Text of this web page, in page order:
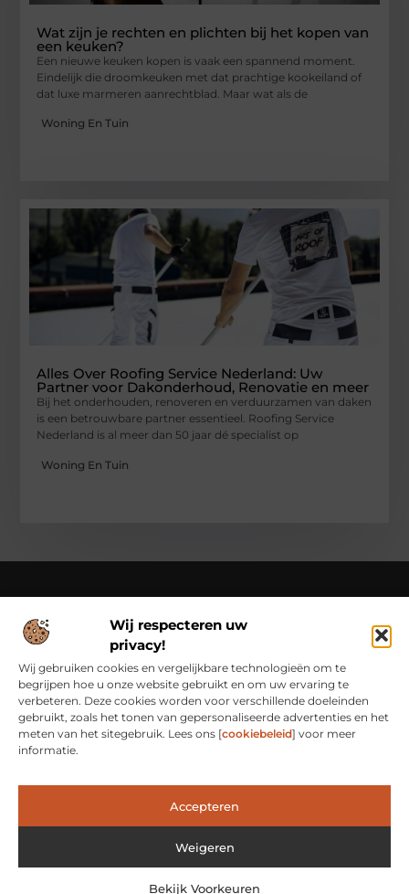
Wij respecteren uw
privacy!
Wij gebruiken cookies en vergelijkbare technologieën om te
begrijpen hoe u onze website gebruikt en om uw ervaring te
verbeteren. Deze cookies worden voor verschillende doeleinden
gebruikt, zoals het tonen van gepersonaliseerde advertenties en het
meten van het sitegebruik. Lees ons [cookiebeleid] voor meer
informatie.
Accepteren
Weigeren
Bekijk Voorkeuren
Wat zijn je rechten en plichten bij het kopen van
een keuken?
Een nieuwe keuken kopen is vaak een spannend moment.
Eindelijk die droomkeuken met dat prachtige kookeiland of
dat luxe marmeren aanrechtblad. Maar wat als de
Woning En Tuin
Alles Over Roofing Service Nederland: Uw
Partner voor Dakonderhoud, Renovatie en meer
Bij het onderhouden, renoveren en verduurzamen van daken
is een betrouwbare partner essentieel. Roofing Service
Nederland is al meer dan 50 jaar dé specialist op
Woning En Tuin
Over Class Actions
Classactions.nl – Van dagelijkse inspiratie tot bijzondere
verhalen.
Verken artikelen en blogs die je informeren,
inspireren en bewust maken van alles wat er speelt in de
wereld.
Bericht categorie